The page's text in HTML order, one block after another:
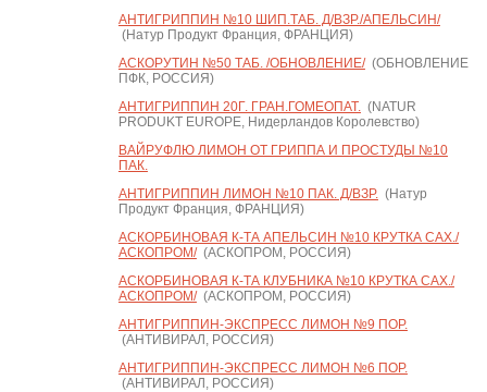
АНТИГРИППИН №10 ШИП.ТАБ. Д/ВЗР./АПЕЛЬСИН/
(Натур Продукт Франция, ФРАНЦИЯ)
АСКОРУТИН №50 ТАБ. /ОБНОВЛЕНИЕ/(ОБНОВЛЕНИЕ
ПФК, РОССИЯ)
АНТИГРИППИН 20Г. ГРАН.ГОМЕОПАТ.(NATUR
PRODUKT EUROPE, Нидерландов Королевство)
ВАЙРУФЛЮ ЛИМОН ОТ ГРИППА И ПРОСТУДЫ №10
ПАК.
АНТИГРИППИН ЛИМОН №10 ПАК. Д/ВЗР.(Натур
Продукт Франция, ФРАНЦИЯ)
АСКОРБИНОВАЯ К-ТА АПЕЛЬСИН №10 КРУТКА САХ./
АСКОПРОМ/(АСКОПРОМ, РОССИЯ)
АСКОРБИНОВАЯ К-ТА КЛУБНИКА №10 КРУТКА САХ./
АСКОПРОМ/(АСКОПРОМ, РОССИЯ)
АНТИГРИППИН-ЭКСПРЕСС ЛИМОН №9 ПОР.
(АНТИВИРАЛ, РОССИЯ)
АНТИГРИППИН-ЭКСПРЕСС ЛИМОН №6 ПОР.
(АНТИВИРАЛ, РОССИЯ)